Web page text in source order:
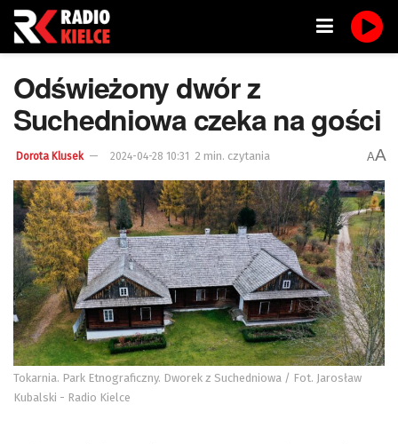
Odświeżony dwór z
Suchedniowa czeka na gości
Dorota Klusek 2024-04-28 10:31 2 min. czytania AA
Tokarnia. Park Etnograficzny. Dworek z Suchedniowa / Fot. Jarosław
Kubalski - Radio Kielce